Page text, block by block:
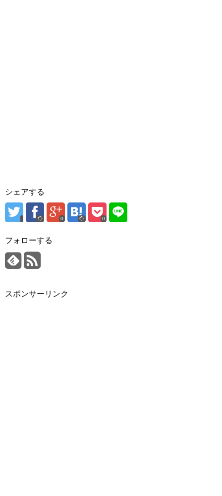
シェアする
0 0
フォローする
スポンサーリンク